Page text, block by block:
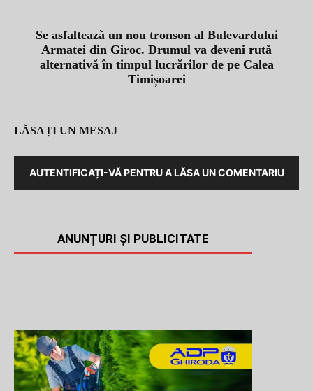
Se asfaltează un nou tronson al Bulevardului
Armatei din Giroc. Drumul va deveni rută
alternativă în timpul lucrărilor de pe Calea
Timișoarei
LĂSAȚI UN MESAJ
AUTENTIFICAȚI-VĂ PENTRU A LĂSA UN COMENTARIU
ANUNȚURI ȘI PUBLICITATE